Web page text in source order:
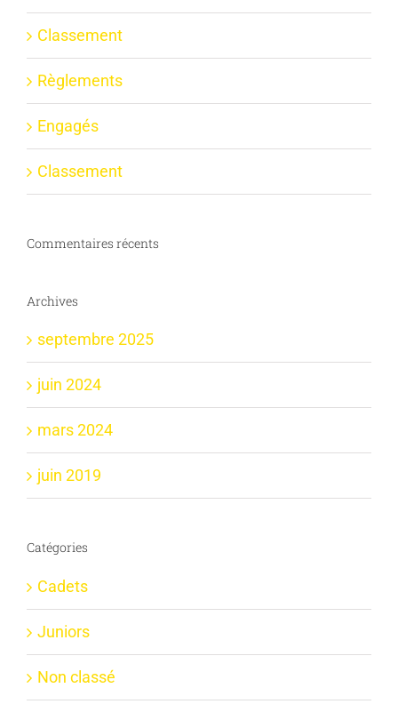
Classement
Règlements
Engagés
Classement
Commentaires récents
Archives
septembre 2025
juin 2024
mars 2024
juin 2019
Catégories
Cadets
Juniors
Non classé